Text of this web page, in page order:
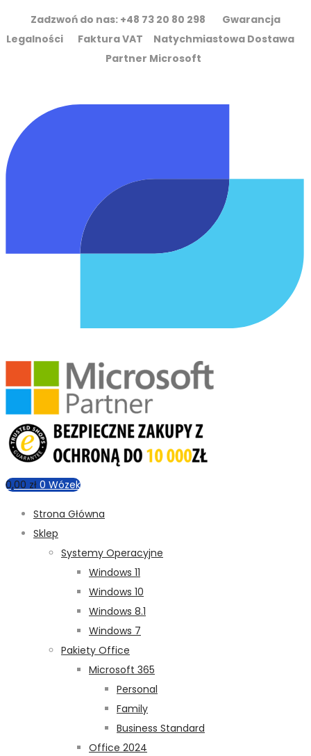
Zadzwoń do nas: +48 73 20 80 298 Gwarancja
Legalności Faktura VAT Natychmiastowa Dostawa
Partner Microsoft
0,00 zł 0 Wózek
Strona Główna
Sklep
Systemy Operacyjne
Windows 11
Windows 10
Windows 8.1
Windows 7
Pakiety Office
Microsoft 365
Personal
Family
Business Standard
Office 2024